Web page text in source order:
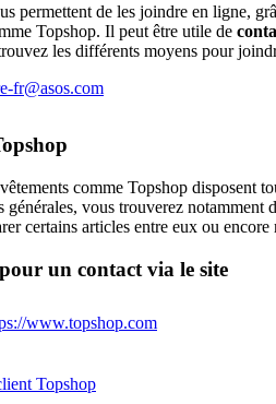
permettent de les joindre en ligne,
Topshop. Il peut être utile de
les différents moyens pour
fr@asos.com
comme Topshop disposent
vous trouverez notamment
certains articles entre eux ou
un contact via le site
www.topshop.com
Topshop